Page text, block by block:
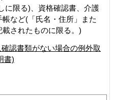
に限る)、資格確認書、介護
など(「氏名・住所」また
されたものに限る。)
認書類がない場合の例外取
書)